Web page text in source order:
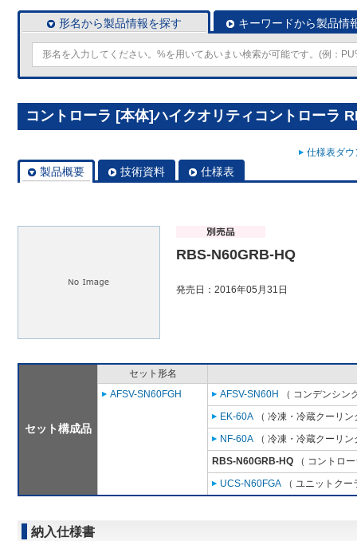
形名から製品情報を探す キーワードから製品情
コントローラ [本体]ハイクオリティコントローラ
仕様表ダ
製品概要 技術資料 仕様表
RBS-N60GRB-HQ
発売日：2016年05月31日
セット構成品
セット形名
AFSV-SN60FGH
AFSV-SN60H
（ コンデンシン
EK-60A （ 冷凍・冷蔵クーリ
NF-60A （ 冷凍・冷蔵クーリ
RBS-N60GRB-HQ （ コントロ
UCS-N60FGA （ ユニットク
納入仕様書